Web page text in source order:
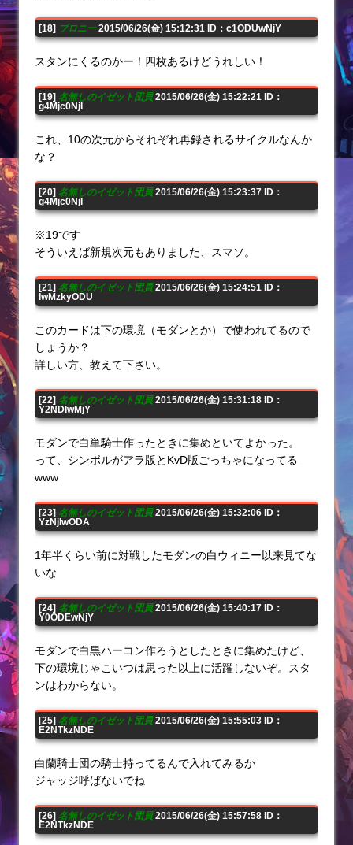
[18] ブロニー2015/06/26(金) 15:12:31 ID：c1ODUwNjY
スタンにくるのかー！四枚あるけどうれしい！
[19] 名無しのイゼット団員2015/06/26(金) 15:22:21 ID：
g4Mjc0NjI
これ、10の次元からそれぞれ再録されるサイクルなんか
な？
[20] 名無しのイゼット団員2015/06/26(金) 15:23:37 ID：
g4Mjc0NjI
※19です
そういえば新規次元もありました、スマソ。
[21] 名無しのイゼット団員2015/06/26(金) 15:24:51 ID：
IwMzkyODU
このカードは下の環境（モダンとか）で使われてるので
しょうか？
詳しい方、教えて下さい。
[22] 名無しのイゼット団員2015/06/26(金) 15:31:18 ID：
Y2NDIwMjY
モダンで白単騎士作ったときに集めといてよかった。
って、シンボルがアラ版とKvD版ごっちゃになってる
www
[23] 名無しのイゼット団員2015/06/26(金) 15:32:06 ID：
YzNjIwODA
1年半くらい前に対戦したモダンの白ウィニー以来見てな
いな
[24] 名無しのイゼット団員2015/06/26(金) 15:40:17 ID：
Y0ODEwNjY
モダンで白黒ハーコン作ろうとしたときに集めたけど、
下の環境じゃこいつは思った以上に活躍しないぞ。スタ
ンはわからない。
[25] 名無しのイゼット団員2015/06/26(金) 15:55:03 ID：
E2NTkzNDE
白蘭騎士団の騎士持ってるんで入れてみるか
ジャッジ呼ばないでね
[26] 名無しのイゼット団員2015/06/26(金) 15:57:58 ID：
E2NTkzNDE